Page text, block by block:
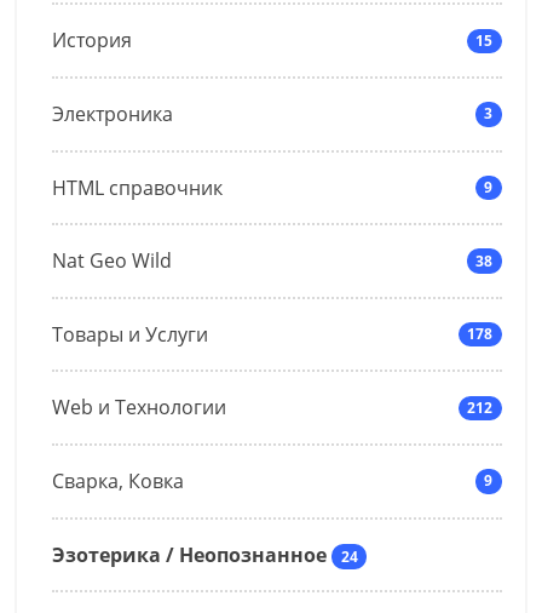
История 15
Электроника 3
HTML справочник 9
Nat Geo Wild 38
Товары и Услуги 178
Web и Технологии 212
Сварка, Ковка 9
Эзотерика / Неопознанное 24